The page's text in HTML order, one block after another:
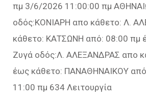
πμ 3/6/2026 11:00:00 πμ
οδός:ΚΟΝΙΑΡΗ απο κάθετο: Λ.
κάθετο: ΚΑΤΣΩΝΗ από: 08:00 πμ
Ζυγά οδός:Λ. ΑΛΕΞΑΝΔΡΑΣ απο
έως κάθετο: ΠΑΝΑΘΗΝΑΙΚΟΥ
11:00 πμ 634 Λειτουργία